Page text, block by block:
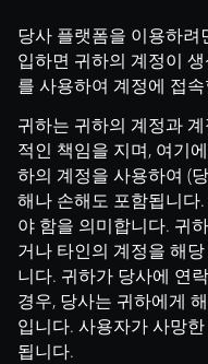
당사 플랫폼을 이용하
입하면 귀하의 계정이
를 사용하여 계정에 접
귀하는 귀하의 계정과
적인 책임을 지며, 여기
하의 계정을 사용하여 (
해나 손해도 포함됩니다
야 함을 의미합니다. 귀
거나 타인의 계정을 해
니다. 귀하가 당사에 연
경우, 당사는 귀하에게
입니다. 사용자가 사망
됩니다.